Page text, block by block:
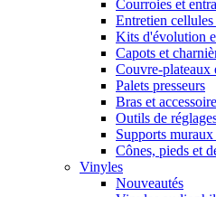
Courroies et
Entretien cellules
Kits d'évolution
Capots et
Couvre-plateaux
Palets presseurs
Bras et
Outils de
Supports
Cônes, pieds et
Vinyles
Nouveautés